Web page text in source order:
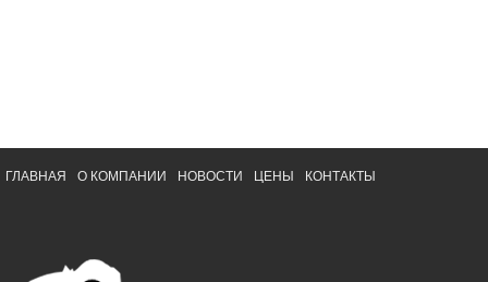
ГЛАВНАЯ О КОМПАНИИ НОВОСТИ ЦЕНЫ КОНТАКТЫ